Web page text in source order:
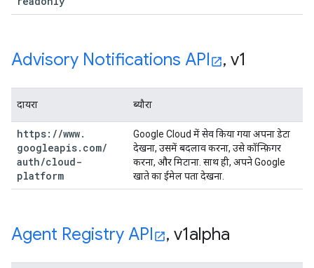
Advisory Notifications API , v1
दायरा ब्यौरा
https: //www.
googleapis. com/
auth/cloud-
platform
Google Cloud में सेव किया गया अपना डेटा
देखना, उसमें बदलाव करना, उसे कॉन्फ़िगर
करना, और मिटाना. साथ ही, अपने Google
खाते का ईमेल पता देखना.
Agent Registry API , v1alpha